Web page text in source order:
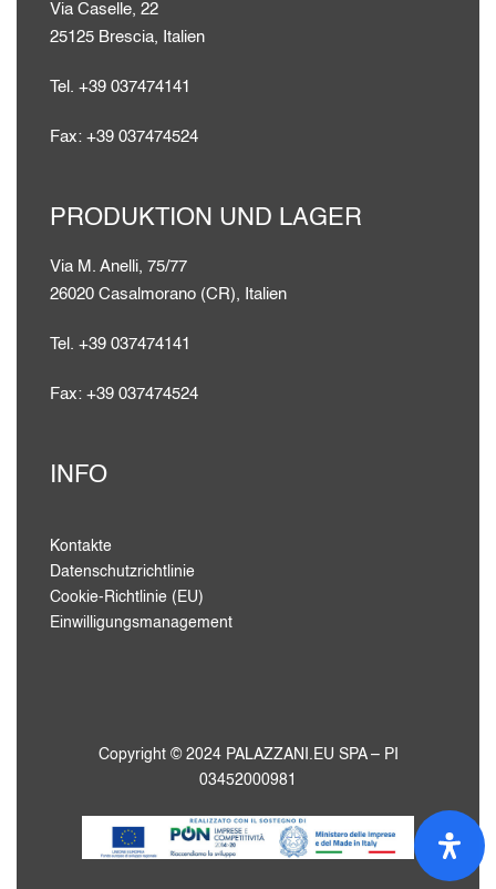
Via Caselle, 22
25125 Brescia, Italien
Tel. +39 037474141
Fax: +39 037474524
PRODUKTION UND LAGER
Via M. Anelli, 75/77
26020 Casalmorano (CR), Italien
Tel. +39 037474141
Fax: +39 037474524
INFO
Kontakte
Datenschutzrichtlinie
Cookie-Richtlinie (EU)
Einwilligungsmanagement
Copyright © 2024 PALAZZANI.EU SPA – PI
03452000981